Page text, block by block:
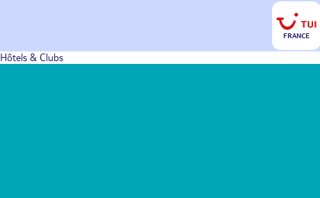
FRANCE
Hôtels & Clubs